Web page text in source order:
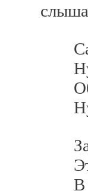
Сам
Ну,
Ну,
Это
В